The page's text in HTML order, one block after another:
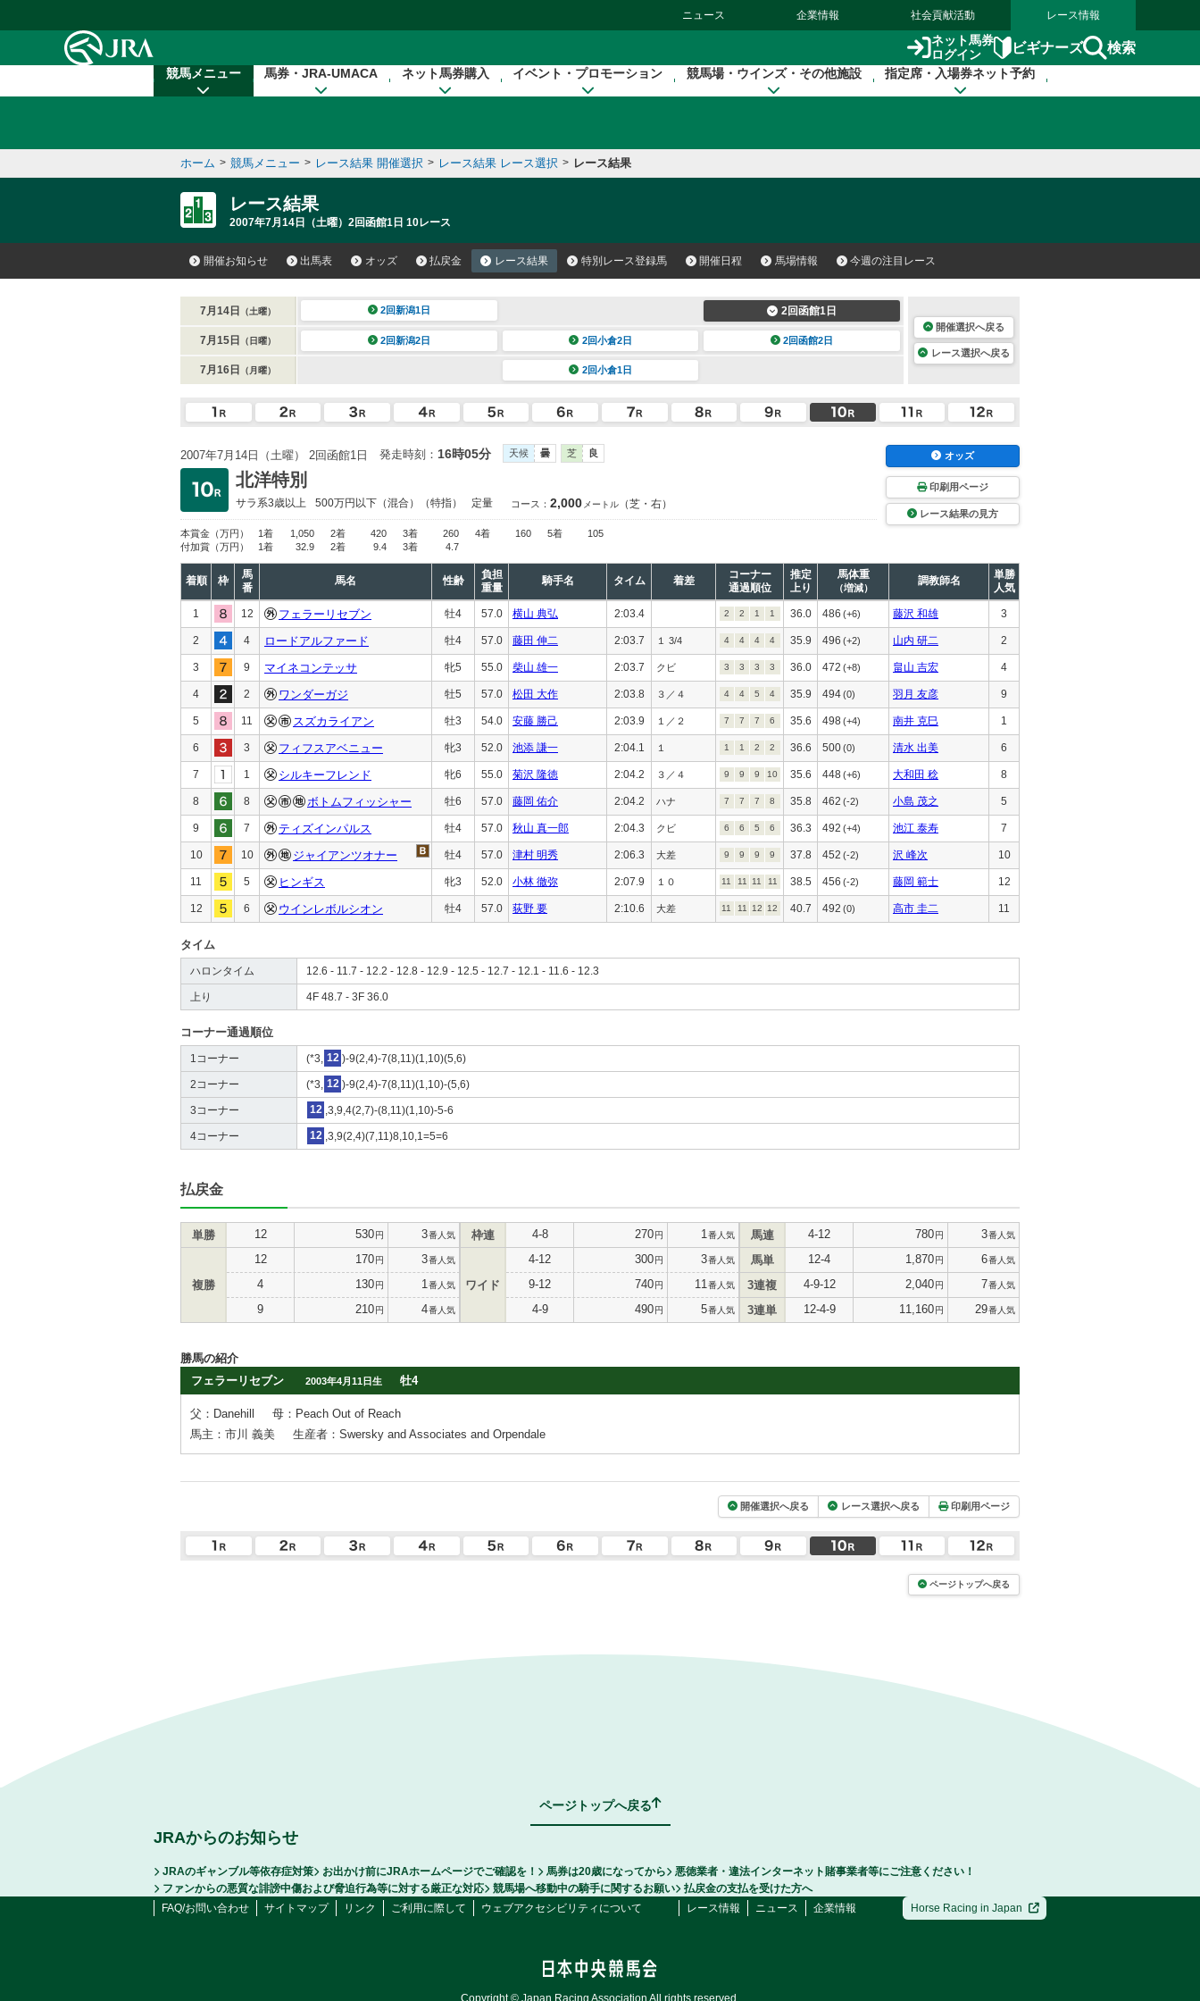
ニュース 企業情報 社会貢献活動 レース情報
ネット馬券
ログイン
ビギナーズ 検索
競馬メニュー 馬券・JRA-UMACA ネット馬券購入 イベント・プロモーション 競馬場・ウインズ・その他施設 指定席・入場券ネット予約
ホーム > 競馬メニュー > レース結果 開催選択 > レース結果 レース選択 > レース結果
レース結果
2007年7月14日（土曜）2回函館1日 10レース
開催お知らせ 出馬表 オッズ 払戻金 レース結果 特別レース登録馬 開催日程 馬場情報 今週の注目レース
7月14日 （土曜） 2回新潟1日 2回函館1日
7月15日 （日曜） 2回新潟2日 2回小倉2日 2回函館2日
7月16日 （月曜） 2回小倉1日
開催選択へ戻る
レース選択へ戻る
2007年7月14日（土曜） 2回函館1日 発走時刻： 16時05分 天候 曇 芝 良
北洋特別
サラ系3歳以上 500万円以下 （混合）（特指） 定量 コース： 2,000 メートル （芝・右）
本賞金 （万円） 1着 1,050 2着 420 3着 260 4着 160 5着
105
付加賞 （万円） 1着 32.9 2着 9.4 3着 4.7
オッズ
印刷用ページ
レース結果の見方
着順 枠
馬
番
馬名 性齢
負担
重量
騎手名 タイム 着差
コーナー
通過順位
推定
上り
馬体重
（増減）
調教師名
単勝
人気
1 12 フェラーリセブン 牡4 57.0 横山 典弘 2:03.4 2 2 1 1 36.0 486 (+6) 藤沢 和雄 3
2 4 ロードアルファード 牡4 57.0 藤田 伸二 2:03.7 １ 3/4 4 4 4 4 35.9 496 (+2) 山内 研二 2
3 9 マイネコンテッサ 牝5 55.0 柴山 雄一 2:03.7 クビ 3 3 3 3 36.0 472 (+8) 畠山 吉宏 4
4 2 ワンダーガジ 牡5 57.0 松田 大作 2:03.8 ３／４ 4 4 5 4 35.9 494(0) 羽月 友彦 9
5 11 スズカライアン 牡3 54.0 安藤 勝己 2:03.9 １／２ 7 7 7 6 35.6 498(+4) 南井 克巳 1
6 3 フィフスアベニュー 牝3 52.0 池添 謙一 2:04.1 １ 1 1 2 2 36.6 500(0) 清水 出美 6
7 1 シルキーフレンド 牝6 55.0 菊沢 隆徳 2:04.2 ３／４ 9 9 9 10 35.6 448(+6) 大和田 稔 8
8 8 ボトムフィッシャー 牡6 57.0 藤岡 佑介 2:04.2 ハナ 7 7 7 8 35.8 462 (-2) 小島 茂之 5
9 7 ティズインパルス 牡4 57.0 秋山 真一郎 2:04.3 クビ 6 6 5 6 36.3 492 (+4) 池江 泰寿 7
10 10 ジャイアンツオナー 牡4 57.0 津村 明秀 2:06.3 大差 9 9 9 9 37.8 452 (-2) 沢 峰次 10
11 5 ヒンギス 牝3 52.0 小林 徹弥 2:07.9 １０ 11 11 11 11 38.5 456 (-2) 藤岡 範士 12
12 6 ウインレボルシオン 牡4 57.0 荻野 要 2:10.6 大差 11 11 12 12 40.7 492 (0) 高市 圭二 11
タイム
ハロンタイム 12.6 - 11.7 - 12.2 - 12.8 - 12.9 - 12.5 - 12.7 - 12.1 - 11.6 - 12.3
上り 4F 48.7 - 3F 36.0
コーナー通過順位
1コーナー (*3, 12 )-9(2,4)-7(8,11)(1,10)(5,6)
2コーナー (*3, 12 )-9(2,4)-7(8,11)(1,10)-(5,6)
3コーナー 12 ,3,9,4(2,7)-(8,11)(1,10)-5-6
4コーナー 12 ,3,9(2,4)(7,11)8,10,1=5=6
払戻金
単勝 12 530円 3番人気
複勝
12 170円 3番人気
4 130円 1 番人気
9 210円 4番人気
枠連 4-8 270円 1 番人気
ワイド
4-12 300円 3番人気
9-12 740円 11 番人気
4-9 490円 5番人気
馬連 4-12 780円 3番人気
馬単 12-4 1,870円 6番人気
3連複 4-9-12 2,040円 7番人気
3連単 12-4-9 11,160円 29番人気
勝馬の紹介
フェラーリセブン
2003年4月11日生 牡4
父：Danehill
母：Peach Out of Reach
馬主：市川 義美
生産者：Swersky and Associates and Orpendale
開催選択へ戻る レース選択へ戻る 印刷用ページ
ページトップへ戻る
ページトップへ戻る
JRAからのお知らせ
JRAのギャンブル等依存症対策 お出かけ前にJRAホームページでご確認を！ 馬券は20歳になってから
悪徳業者・違法インターネット賭事業者等にご注意ください！
ファンからの悪質な誹謗中傷および脅迫行為等に対する厳正な対応
競馬場へ移動中の騎手に関するお願い
払戻金の支払を受けた方へ
FAQ/お問い合わせ
サイトマップ リンク ご利用に際して ウェブアクセシビリティについて レース情報 ニュース 企業情報 Horse Racing in Japan
Copyright © Japan Racing Association All rights reserved.